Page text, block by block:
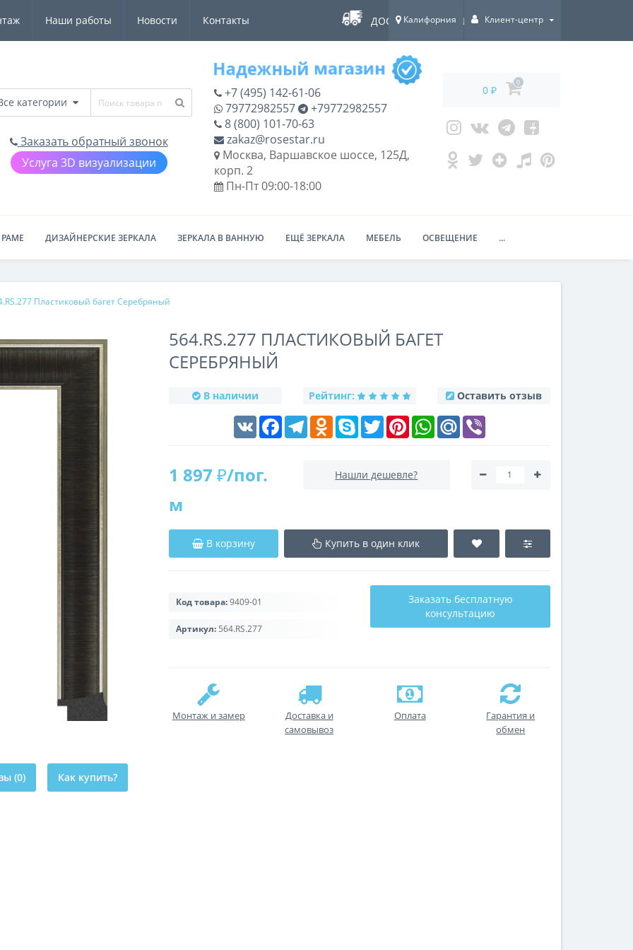
Наши работы Новости Контакты ДОСТАВКА ПО ВСЕЙ РОССИИ!
Калифорния Клиент-центр
категории
Заказать обратный звонок
Услуга 3D визуализации
+7 (495) 142-61-06
79772982557
+79772982557
8 (800) 101-70-63
zakaz@rosestar.ru
Москва, Варшавское шоссе, 125Д,
корп. 2
Пн-Пт 09:00-18:00
0 ₽
0
ДИЗАЙНЕРСКИЕ ЗЕРКАЛА ЗЕРКАЛА В ВАННУЮ ЕЩЁ ЗЕРКАЛА МЕБЕЛЬ ОСВЕЩЕНИЕ ...
Пластиковый багет Серебряный
564.RS.277 ПЛАСТИКОВЫЙ БАГЕТ
СЕРЕБРЯНЫЙ
В наличии Рейтинг: Оставить отзыв
VK FacebookTelegramOdnoklassniki
Skype Twitter PinterestWhatsAppMail.Ru
1 897 ₽/пог.
м
Нашли дешевле?
В корзину Купить в один клик
Код товара:9409-01
Артикул: 564.RS.277
Заказать бесплатную
консультацию
Монтаж и замер
Доставка и
самовывоз
Оплата
Гарантия и
обмен
(0) Как купить?